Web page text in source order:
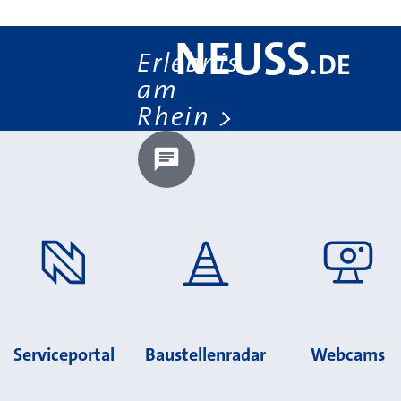
Erlebnis
am
Rhein
NEUSS.DE
Chatbot laden?
Serviceportal Baustellenradar Webcams